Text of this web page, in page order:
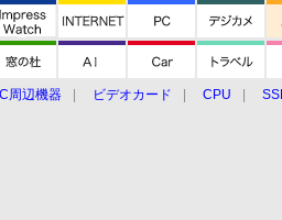
周辺機器 ビデオカード CPU